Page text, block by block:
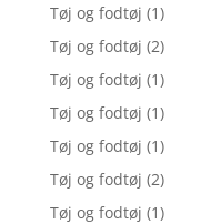
Tøj og fodtøj (1)
Tøj og fodtøj (2)
Tøj og fodtøj (1)
Tøj og fodtøj (1)
Tøj og fodtøj (1)
Tøj og fodtøj (2)
Tøj og fodtøj (1)